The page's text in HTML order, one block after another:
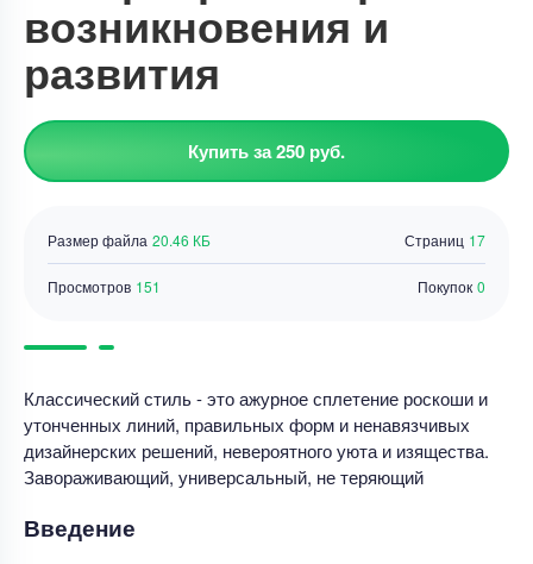
возникновения и
развития
Купить за 250 руб.
Страниц 17
Размер файла 20.46 КБ
Просмотров 151 Покупок 0
Классический стиль - это ажурное сплетение роскоши и
утонченных линий, правильных форм и ненавязчивых
дизайнерских решений, невероятного уюта и изящества.
Завораживающий, универсальный, не теряющий
Введение